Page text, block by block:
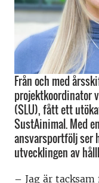
Från och med
projektkoordinator
(SLU), fått ett
SustAinimal. Med
ansvarsportfölj ser
utvecklingen av
– Jag är